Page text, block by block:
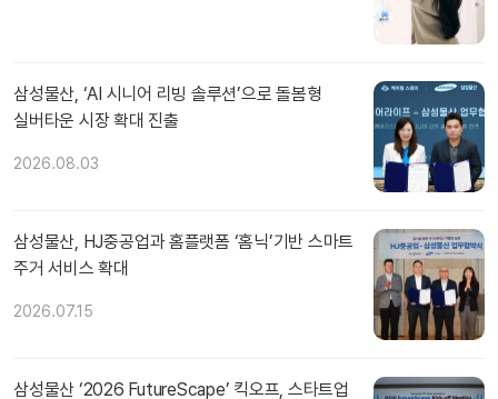
삼성물산, ‘AI 시니어 리빙 솔루션’으로 돌봄형
실버타운 시장 확대 진출
2026.08.03
삼성물산, HJ중공업과 홈플랫폼 ‘홈닉’기반 스마트
주거 서비스 확대
2026.07.15
삼성물산 ‘2026 FutureScape’ 킥오프, 스타트업